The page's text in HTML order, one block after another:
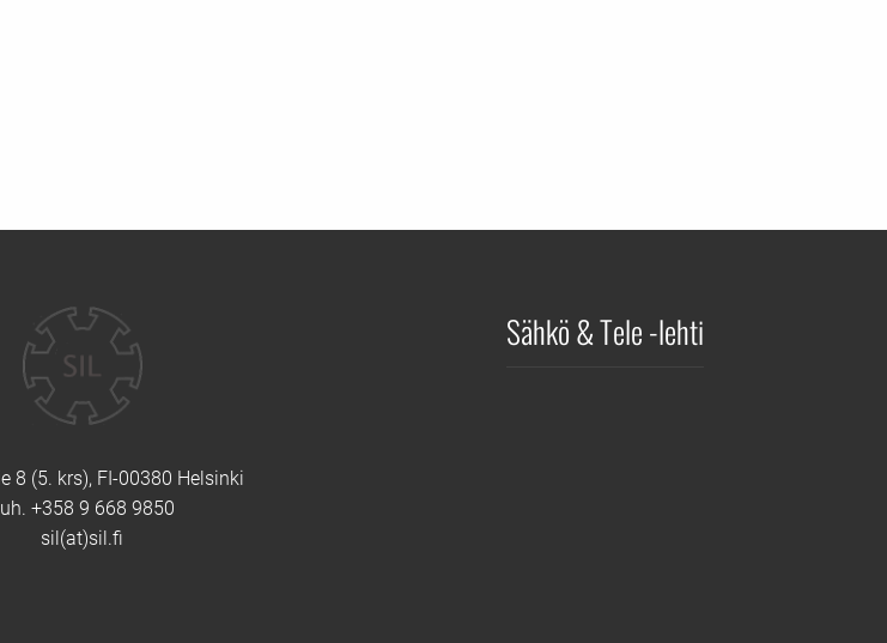
8 (5. krs), FI-00380 Helsinki
+358 9 668 9850
sil(at)sil.fi
Sähkö & Tele -lehti